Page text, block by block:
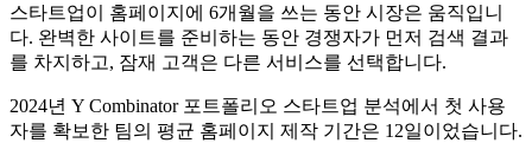
스타트업이 홈페이지에 6개월을 쓰는 동안 시장은 움직입니
다. 완벽한 사이트를 준비하는 동안 경쟁자가 먼저 검색 결과
를 차지하고, 잠재 고객은 다른 서비스를 선택합니다.
2024년 Y Combinator 포트폴리오 스타트업 분석에서 첫 사용
자를 확보한 팀의 평균 홈페이지 제작 기간은 12일이었습니다.